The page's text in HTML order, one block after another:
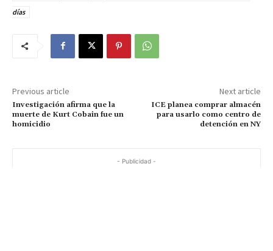
días
Previous article
Investigación afirma que la
muerte de Kurt Cobain fue un
homicidio
Next article
ICE planea comprar almacén
para usarlo como centro de
detención en NY
- Publicidad -